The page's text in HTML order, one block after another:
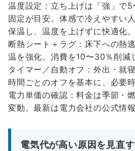
温度設定：立ち上げは「強」で5
固定が目安。体感で冷えやすい
保温し、温度を上げずに快適化。
断熱シート＋ラグ：床下への熱
温を強化。消費を10〜30％削減
タイマー／自動オフ：外出・就
時間ごとのオフを基本に、必要
電力単価の確認：料金は季節・
変動。最新は電力会社の公式情報
電気代が高い原因を見直